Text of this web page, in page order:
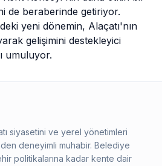
de beraberinde getiriyor.
yeni dönemin, Alaçatı'nın
gelişimini destekleyici
umuluyor.
siyasetini ve yerel yönetimleri
deneyimli muhabir. Belediye
politikalarına kadar kente dair